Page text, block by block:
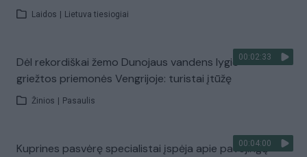
Laidos Lietuva tiesiogiai
00:02:33
Dėl rekordiškai žemo Dunojaus vandens lygio –
griežtos priemonės Vengrijoje: turistai įtūžę
Žinios Pasaulis
00:04:00
Kuprines pasvėrę specialistai įspėja apie pavojingą